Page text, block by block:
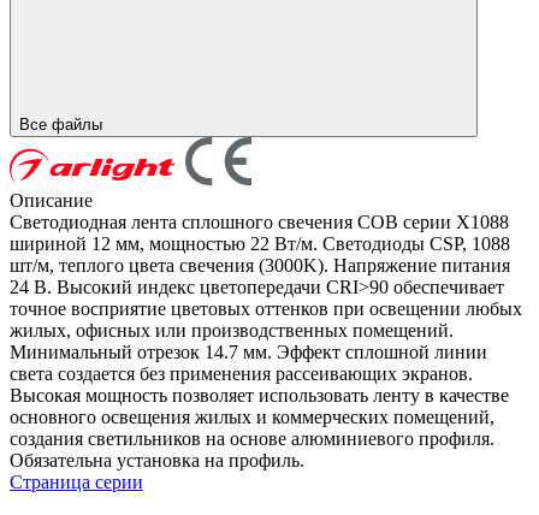
Все файлы
Описание
Светодиодная лента сплошного свечения COB серии X1088
шириной 12 мм, мощностью 22 Вт/м. Светодиоды CSP, 1088
шт/м, теплого цвета свечения (3000K). Напряжение питания
24 В. Высокий индекс цветопередачи CRI>90 обеспечивает
точное восприятие цветовых оттенков при освещении любых
жилых, офисных или производственных помещений.
Минимальный отрезок 14.7 мм. Эффект сплошной линии
света создается без применения рассеивающих экранов.
Высокая мощность позволяет использовать ленту в качестве
основного освещения жилых и коммерческих помещений,
создания светильников на основе алюминиевого профиля.
Обязательна установка на профиль.
Страница серии